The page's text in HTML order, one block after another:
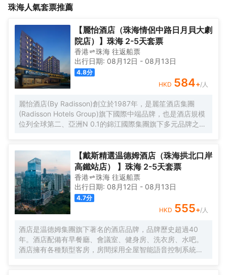
珠海人氣套票推薦
【麗怡酒店（珠海情侶中路日月貝大劇
院店）】珠海 2-5天套票
香港 珠海 往返船票
出行日期: 08月12日 - 08月13日
4.8分
HKD 584+/人
麗怡酒店(By Radisson)創立於1987年，是麗笙酒店集團
(Radisson Hotels Group)旗下國際中端品牌，也是酒店規模
位列全球第二、亞洲N 0.1的錦江國際集團旗下多元品牌之
店地處珠海市繁華地帶，毗鄰情侶路，日月貝，珠海市政府
等商圈，距離珠海站，明珠站打車約20分鐘，周邊永旺超
市，揚名廣場，購物中心，美食購物，一應俱全， 麗怡酒店
提供乾淨的住宿環境和舒適温馨多種房型，滿足您的不同需
求，大堂設置了歡迎角、休閒區，店內WIFI公共區域全覆蓋
且配套設施齊全，設有餐廳、洗衣房及健身房(24小時服務)
等，是您商務、旅遊、會展、休閒的理想選擇WELCOME
HOME心怡之所。 麗怡酒店的標誌造型是一朵玫瑰花，玫瑰
花語源自古希臘神話，象徵真摯的情誼，無論何時何地，在
麗怡酒店，您都可以一如既往地體驗到真誠、貼心的服務，
精心優選品質體驗讓您感到賓至如歸，我們致力讓每一位賓
【戴斯精選温德姆酒店（珠海拱北口岸
高鐵站店） 】珠海 2-5天套票
香港 珠海 往返船票
出行日期: 08月12日 - 08月13日
4.7分
HKD 555+/人
酒店是温德姆集團旗下著名的酒店品牌，品牌歷史超過40
年。酒店配備有早餐廳、會議室、健身房、洗衣房、水吧。
酒店擁有各種類型客房，房間採用全屋智能語音控制系統、